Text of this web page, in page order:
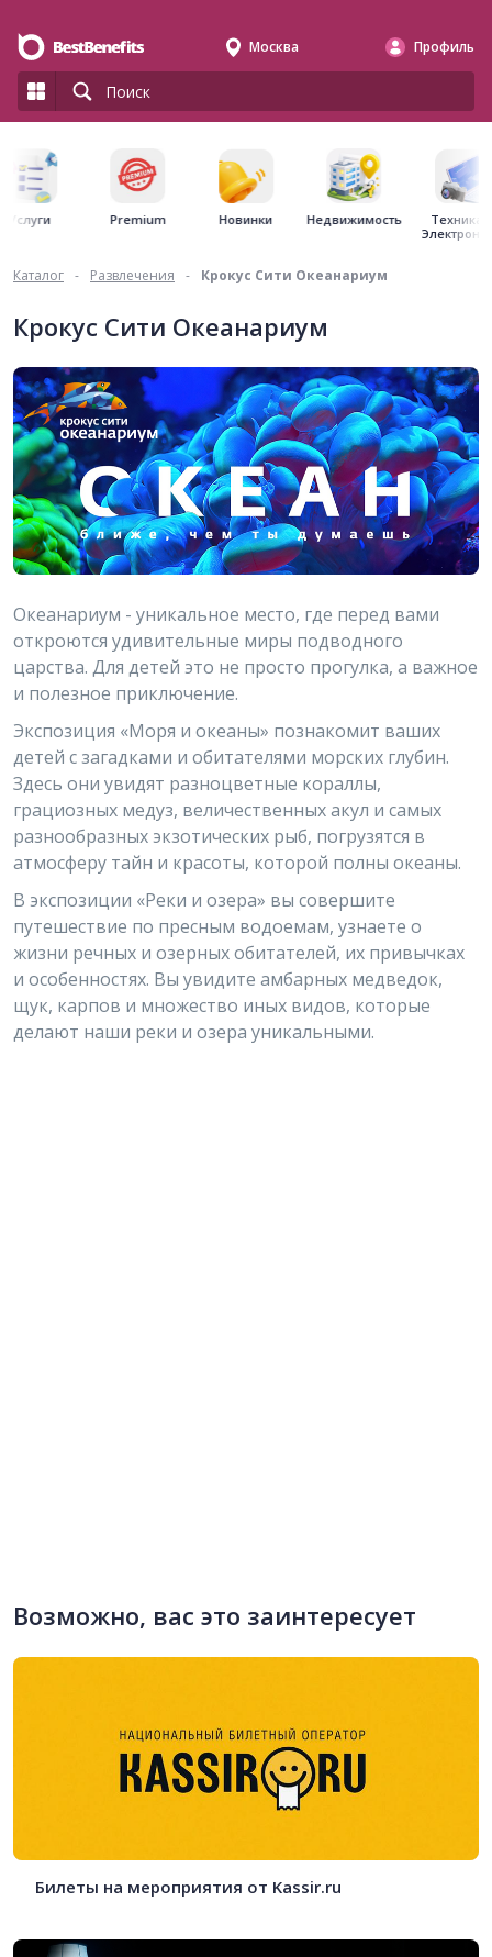
Москва Профиль
Услуги Premium Новинки Недвижимость
Техника
Каталог - Развлечения - Крокус Сити Океанариум
Крокус Сити Океанариум
Океанариум - уникальное место, где перед вами
откроются удивительные миры подводного
царства. Для детей это не просто прогулка, а важное
и полезное приключение.
Экспозиция «Моря и океаны» познакомит ваших
детей с загадками и обитателями морских глубин.
Здесь они увидят разноцветные кораллы,
грациозных медуз, величественных акул и самых
разнообразных экзотических рыб, погрузятся в
атмосферу тайн и красоты, которой полны океаны.
В экспозиции «Реки и озера» вы совершите
путешествие по пресным водоемам, узнаете о
жизни речных и озерных обитателей, их привычках
и особенностях. Вы увидите амбарных медведок,
щук, карпов и множество иных видов, которые
делают наши реки и озера уникальными.
Возможно, вас это заинтересует
Билеты на мероприятия от Kassir.ru